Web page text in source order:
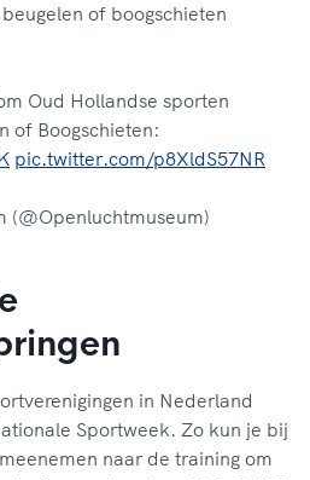
of boogschieten
Oud Hollandse sporten
of Boogschieten:
pic.twitter.com/p8XldS57NR
in Nederland
Sportweek. Zo kun je bij
naar de training om